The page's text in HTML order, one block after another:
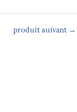
produit suivant →